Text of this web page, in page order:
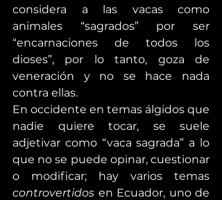
considera a las vacas como
animales “sagrados” por ser
“encarnaciones de todos los
dioses”, por lo tanto, goza de
veneración y no se hace nada
contra ellas.
En occidente en temas álgidos que
nadie quiere tocar, se suele
adjetivar como “vaca sagrada” a lo
que no se puede opinar, cuestionar
controvertidos en Ecuador, uno de